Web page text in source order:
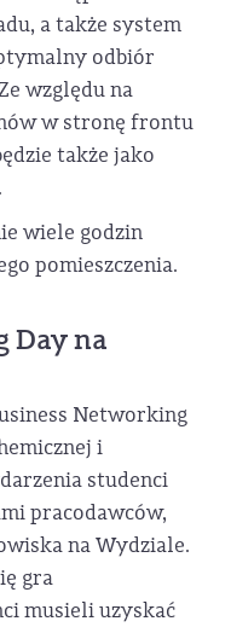
a także system
odbiór
względu na
w stronę frontu
także jako
wiele godzin
pomieszczenia.
Day na
Networking
i
studenci
pracodawców,
na Wydziale.
gra
musieli uzyskać